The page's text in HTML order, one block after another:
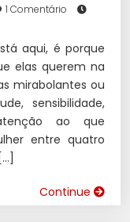
1 Comentário
aqui, é porque
elas querem na
mirabolantes ou
sensibilidade,
ao que
entre quatro
Continue